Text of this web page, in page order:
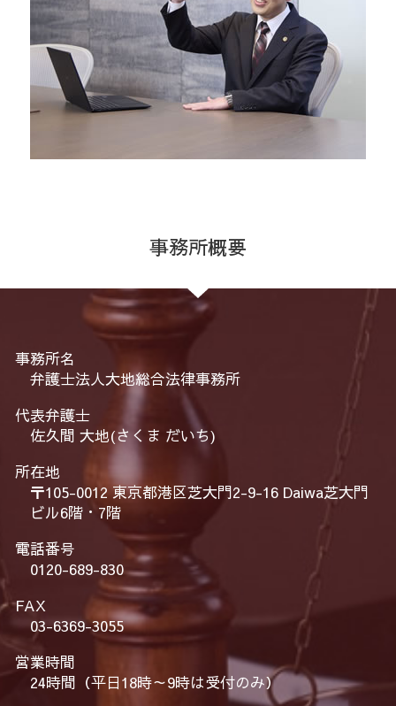
事務所概要
事務所名
弁護士法人大地総合法律事務所
代表弁護士
佐久間 大地(さくま だいち)
所在地
〒105-0012 東京都港区芝大門2-9-16 Daiwa芝大門
ビル6階・7階
電話番号
0120-689-830
FAX
03-6369-3055
営業時間
24時間（平日18時～9時は受付のみ）